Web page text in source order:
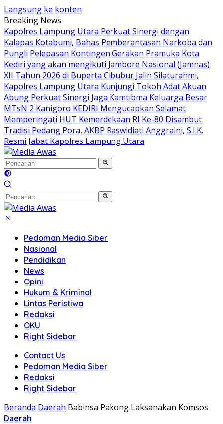
Langsung ke konten
Breaking News
Kapolres Lampung Utara Perkuat Sinergi dengan
Kalapas Kotabumi, Bahas Pemberantasan Narkoba dan
Pungli Pelepasan Kontingen Gerakan Pramuka Kota
Kediri yang akan mengikuti Jambore Nasional (Jamnas)
XII Tahun 2026 di Buperta Cibubur Jalin Silaturahmi,
Kapolres Lampung Utara Kunjungi Tokoh Adat Akuan
Abung Perkuat Sinergi Jaga Kamtibma Keluarga Besar
MTsN 2 Kanigoro KEDIRI Mengucapkan Selamat
Memperingati HUT Kemerdekaan RI Ke-80 Disambut
Tradisi Pedang Pora, AKBP Raswidiati Anggraini, S.I.K.
Resmi Jabat Kapolres Lampung Utara
Pedoman Media Siber
Nasional
Pendidikan
News
Opini
Hukum & Kriminal
Lintas Peristiwa
Redaksi
OKU
Right Sidebar
Contact Us
Pedoman Media Siber
Redaksi
Right Sidebar
Beranda Daerah Babinsa Pakong Laksanakan Komsos
Daerah